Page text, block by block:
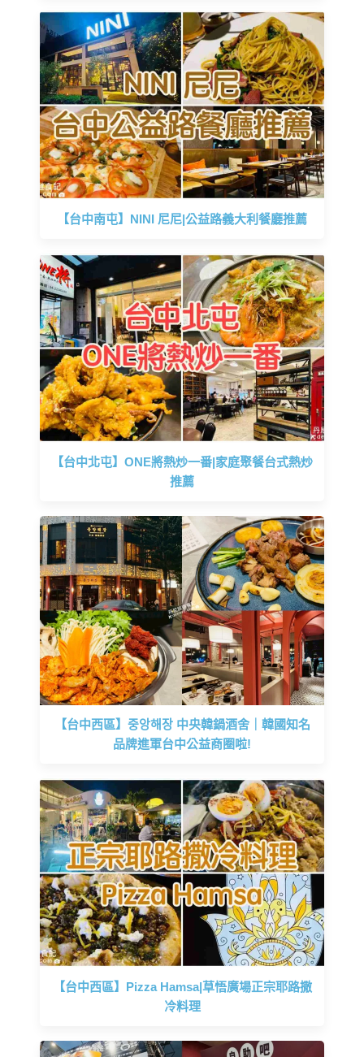
【台中南屯】NINI 尼尼|公益路義大利餐廳推薦
【台中北屯】ONE將熱炒一番|家庭聚餐台式熱炒
推薦
【台中西區】중앙해장 中央韓鍋酒舍｜韓國知名
品牌進軍台中公益商圈啦!
【台中西區】Pizza Hamsa|草悟廣場正宗耶路撒
冷料理